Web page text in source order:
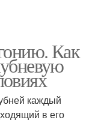
Как
каждый
в его